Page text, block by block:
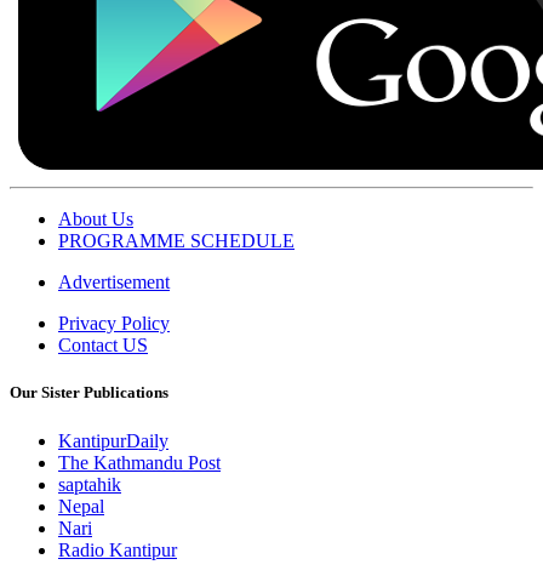
About Us
PROGRAMME SCHEDULE
Advertisement
Privacy Policy
Contact US
Our Sister Publications
KantipurDaily
The Kathmandu Post
saptahik
Nepal
Nari
Radio Kantipur